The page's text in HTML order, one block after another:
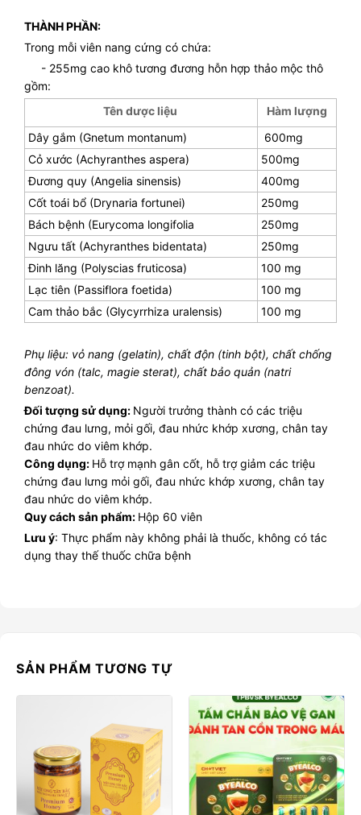
THÀNH PHẦN:
Trong mỗi viên nang cứng có chứa:
- 255mg cao khô tương đương hỗn hợp thảo mộc thô
gồm:
Tên dược liệu
Hàm lượng
Dây gắm (Gnetum montanum)
600mg
Cỏ xước (Achyranthes aspera)
500mg
Đương quy (Angelia sinensis)
400mg
Cốt toái bổ (Drynaria fortunei)
250mg
Bách bệnh (Eurycoma longifolia
250mg
Ngưu tất (Achyranthes bidentata)
250mg
Đinh lăng (Polyscias fruticosa)
100 mg
Lạc tiên (Passiflora foetida)
100 mg
Cam thảo bắc (Glycyrrhiza uralensis)
100 mg
Phụ liệu: vỏ nang (gelatin), chất độn (tinh bột), chất chống
đông vón (talc, magie sterat), chất bảo quản (natri
benzoat).
Đối tượng sử dụng: Người trưởng thành có các triệu
chứng đau lưng, mỏi gối, đau nhức khớp xương, chân tay
đau nhức do viêm khớp.
Công dụng: Hỗ trợ mạnh gân cốt, hỗ trợ giảm các triệu
chứng đau lưng mỏi gối, đau nhức khớp xương, chân tay
đau nhức do viêm khớp.
Quy cách sản phẩm: Hộp 60 viên
Lưu ý: Thực phẩm này không phải là thuốc, không có tác
dụng thay thế thuốc chữa bệnh
SẢN PHẨM TƯƠNG TỰ